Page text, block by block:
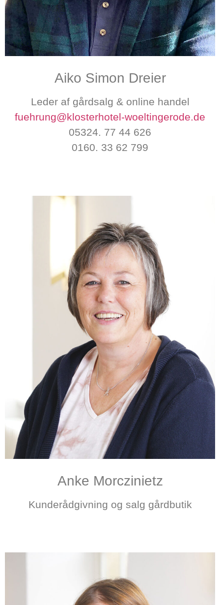
Aiko Simon Dreier
Leder af gårdsalg & online handel
fuehrung@klosterhotel-woeltingerode.de
05324. 77 44 626
0160. 33 62 799
Anke Morczinietz
Kunderådgivning og salg gårdbutik